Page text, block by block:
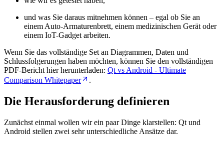
und was Sie daraus mitnehmen können – egal ob Sie an
einem Auto-Armaturenbrett, einem medizinischen Gerät oder
einem IoT-Gadget arbeiten.
Wenn Sie das vollständige Set an Diagrammen, Daten und
Schlussfolgerungen haben möchten, können Sie den vollständigen
PDF-Bericht hier herunterladen: Qt vs Android - Ultimate
Comparison Whitepaper
.
Die Herausforderung definieren
Zunächst einmal wollen wir ein paar Dinge klarstellen: Qt und
Android stellen zwei sehr unterschiedliche Ansätze dar.